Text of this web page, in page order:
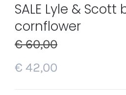
SALE Lyle &
cornflower
€60,00
€ 42,00